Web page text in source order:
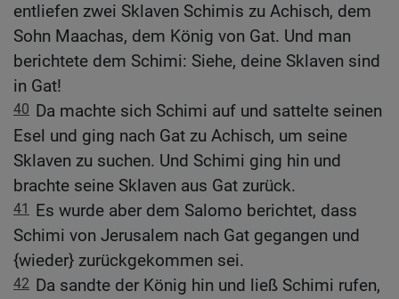
entliefen zwei Sklaven Schimis zu Achisch, dem
Sohn Maachas, dem König von Gat. Und man
berichtete dem Schimi: Siehe, deine Sklaven sind
in Gat!
40 Da machte sich Schimi auf und sattelte seinen
Esel und ging nach Gat zu Achisch, um seine
Sklaven zu suchen. Und Schimi ging hin und
brachte seine Sklaven aus Gat zurück.
41 Es wurde aber dem Salomo berichtet, dass
Schimi von Jerusalem nach Gat gegangen und
{wieder} zurückgekommen sei.
42 Da sandte der König hin und ließ Schimi rufen,